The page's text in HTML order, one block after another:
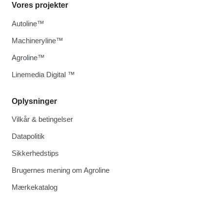
Oplysninger
Vilkår & betingelser
Datapolitik
Sikkerhedstips
Brugernes mening om Agroline
Mærkekatalog
Vores projekter
Autoline™
Machineryline™
Agroline™
Linemedia Digital ™